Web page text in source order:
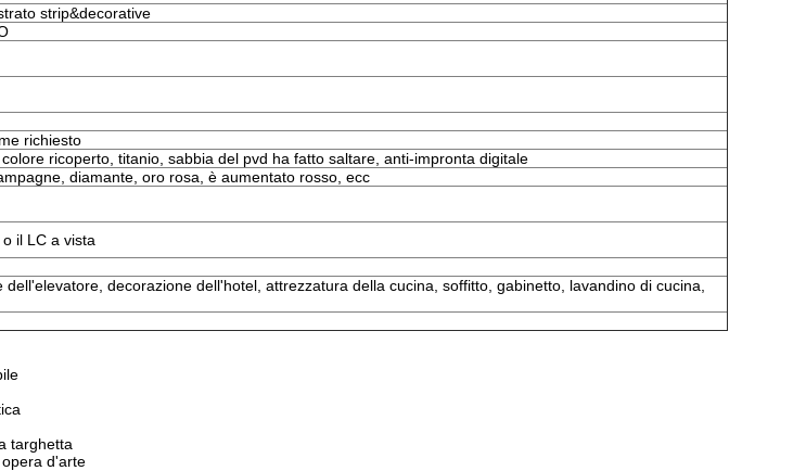
strip&decorative
richiesto
ricoperto, titanio, sabbia del pvd ha fatto saltare, anti-impronta digitale
diamante, oro rosa, è aumentato rosso, ecc
il LC a vista
decorazione dell'hotel, attrezzatura della cucina, soffitto, gabinetto, lavandino di cucina,
targhetta
d'arte